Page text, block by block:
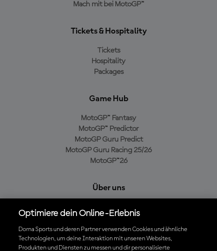
Mach mit bei MotoGP™
Tickets & Hospitality
Tickets
Hospitality
Packages
Game Hub
MotoGP™ Fantasy
MotoGP™ Predictor
MotoGP Guru Predict
MotoGP Guru Racing 25/26
MotoGP™26
Über uns
Cookie-Richtlinien
Geschäftsbedingungen
Datenschutzrichtlinien
Optimiere dein Online-Erlebnis
Dorna Sports und deren Partner verwenden Cookies und ähnliche
Technologien, um deine Interaktion mit unseren Websites,
Produkten und Diensten zu messen und dir personalisierte